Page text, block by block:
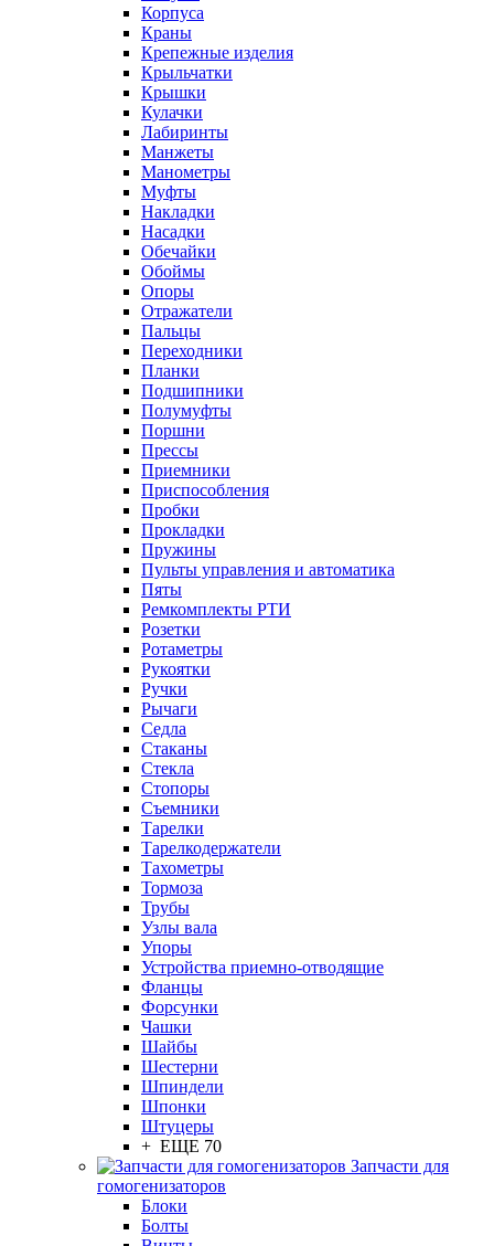
Корпуса
Краны
Крепежные изделия
Крыльчатки
Крышки
Кулачки
Лабиринты
Манжеты
Манометры
Муфты
Накладки
Насадки
Обечайки
Обоймы
Опоры
Отражатели
Пальцы
Переходники
Планки
Подшипники
Полумуфты
Поршни
Прессы
Приемники
Приспособления
Пробки
Прокладки
Пружины
Пульты управления и автоматика
Пяты
Ремкомплекты РТИ
Розетки
Ротаметры
Рукоятки
Ручки
Рычаги
Седла
Стаканы
Стекла
Стопоры
Съемники
Тарелки
Тарелкодержатели
Тахометры
Тормоза
Трубы
Узлы вала
Упоры
Устройства приемно-отводящие
Фланцы
Форсунки
Чашки
Шайбы
Шестерни
Шпиндели
Шпонки
Штуцеры
+ ЕЩЕ 70
Запчасти для
гомогенизаторов
Блоки
Болты